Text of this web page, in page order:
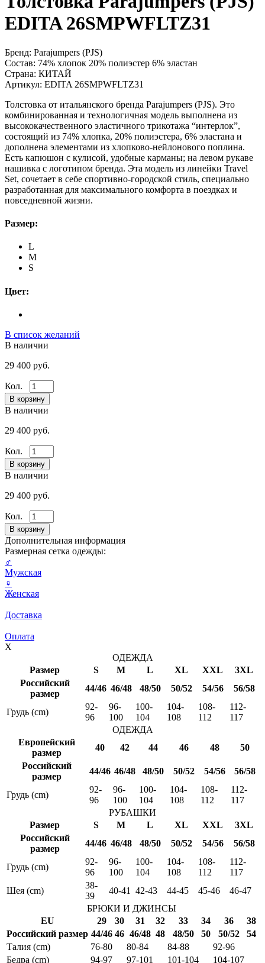
EDITA 26SMPWFLTZ31
Бренд: Parajumpers (PJS)
Состав: 74% хлопок 20% полиэстер 6% эластан
Страна: КИТАЙ
Артикул: EDITA 26SMPWFLTZ31
Толстовка от итальянского бренда Parajumpers (PJS). Это
комбинированная и технологичная модель выполнена из
высококачественного эластичного трикотажа “интерлок”,
состоящий из 74% хлопка, 20% полиэстера, 6% эластана и
дополнена элементами из хлопково-нейлонового поплина.
Есть капюшон с кулисой, удобные карманы; на левом рукаве
нашивка с логотипом бренда. Эта модель из линейки Travel
Set, сочетает в себе спортивно-городской стиль, специально
разработанная для максимального комфорта в поездках и
повседневной жизни.
Размер:
L
M
S
Цвет:
В список желаний
В наличии
29 400 руб.
Кол.
В наличии
29 400 руб.
Кол.
В наличии
29 400 руб.
Кол.
Дополнительная информация
Размерная сетка одежды:
♂
Мужская
♀
Женская
Доставка
Оплата
X
ОДЕЖДА
Размер
S M L XL XXL
3XL
Российский
размер
44/46 46/48 48/50 50/52 54/56 56/58
Грудь (cm)
92-
96
96-
100
100-
104
104-
108
108-
112
112-
117
ОДЕЖДА
Европейский
размер
40 42 44 46 48
50
Российский
размер
44/46 46/48 48/50 50/52 54/56 56/58
Грудь (cm)
92-
96
96-
100
100-
104
104-
108
108-
112
112-
117
РУБАШКИ
Размер
S M L XL XXL
3XL
Российский
размер
44/46 46/48 48/50 50/52 54/56 56/58
Грудь (cm)
92-
96
96-
100
100-
104
104-
108
108-
112
112-
117
Шея (cm)
38-
39
40-41 42-43 44-45 45-46
46-47
БРЮКИ И ДЖИНСЫ
EU
29 30 31 32 33 34 36
38
Российский размер 44/46 46 46/48 48 48/50 50 50/52
54
Талия (cm)
76-80 80-84 84-88
92-96
Бедра (cm)
94-97 97-101 101-104 104-107